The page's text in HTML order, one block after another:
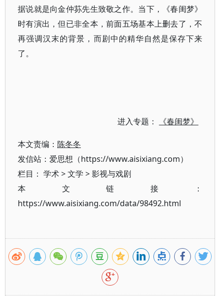
据说就是向金仲荪先生致敬之作。当下，《春闺梦》
时有演出，但已非全本，前面五场基本上删去了，不
再强调汉末的背景，而剧中的精华自然是保存下来
了。
进入专题： 《春闺梦》
本文责编： 陈冬冬
发信站：爱思想（https://www.aisixiang.com）
栏目： 学术>文学 >影视与戏剧
本文链接：
https://www.aisixiang.com/data/98492.html